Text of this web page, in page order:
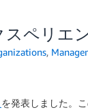
ペリエ
,
を発表しました。